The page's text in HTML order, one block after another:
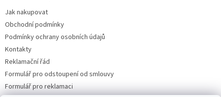
Jak nakupovat
Obchodní podmínky
Podmínky ochrany osobních údajů
Kontakty
Reklamační řád
Formulář pro odstoupení od smlouvy
Formulář pro reklamaci